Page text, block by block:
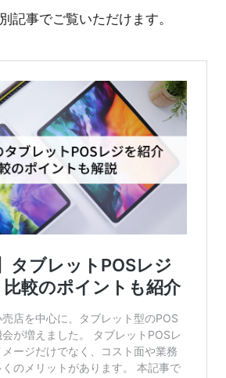
記事でご覧いただけます。